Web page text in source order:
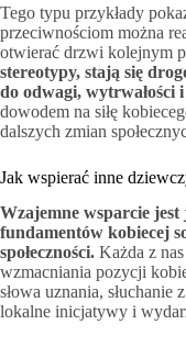
Tego typu przykłady
przeciwnościom można
otwierać drzwi kolejnym
stereotypy, stają się
do odwagi, wytrwałości
dowodem na siłę
dalszych zmian
Jak wspierać inne
Wzajemne wsparcie
fundamentów kobiecej
społeczności. Każda z
wzmacniania pozycji
słowa uznania, słuchanie
lokalne inicjatywy i